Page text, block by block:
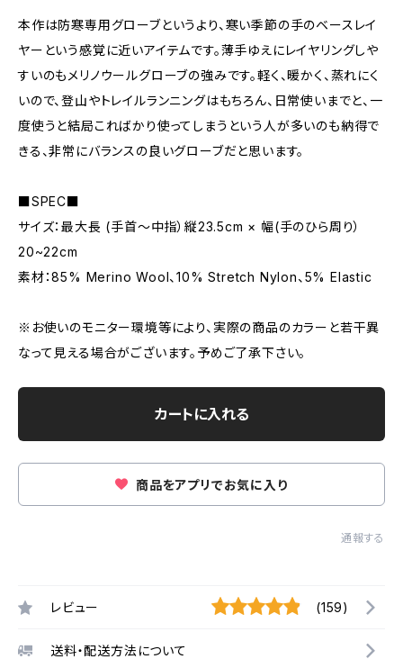
本作は防寒専用グローブというより、寒い季節の手のベースレイ
ヤーという感覚に近いアイテムです。薄手ゆえにレイヤリングしや
すいのもメリノウールグローブの強みです。軽く、暖かく、蒸れにく
いので、登山やトレイルランニングはもちろん、日常使いまでと、一
度使うと結局こればかり使ってしまうという人が多いのも納得で
きる、非常にバランスの良いグローブだと思います。
■SPEC■
サイズ：最大長 (手首～中指）縦23.5cm × 幅(手のひら周り）
20~22cm
素材：85% Merino Wool、10% Stretch Nylon、5% Elastic
※お使いのモニター環境等により、実際の商品のカラーと若干異
なって見える場合がございます。予めご了承下さい。
カートに入れる
商品をアプリでお気に入り
通報する
レビュー (159)
送料・配送方法について